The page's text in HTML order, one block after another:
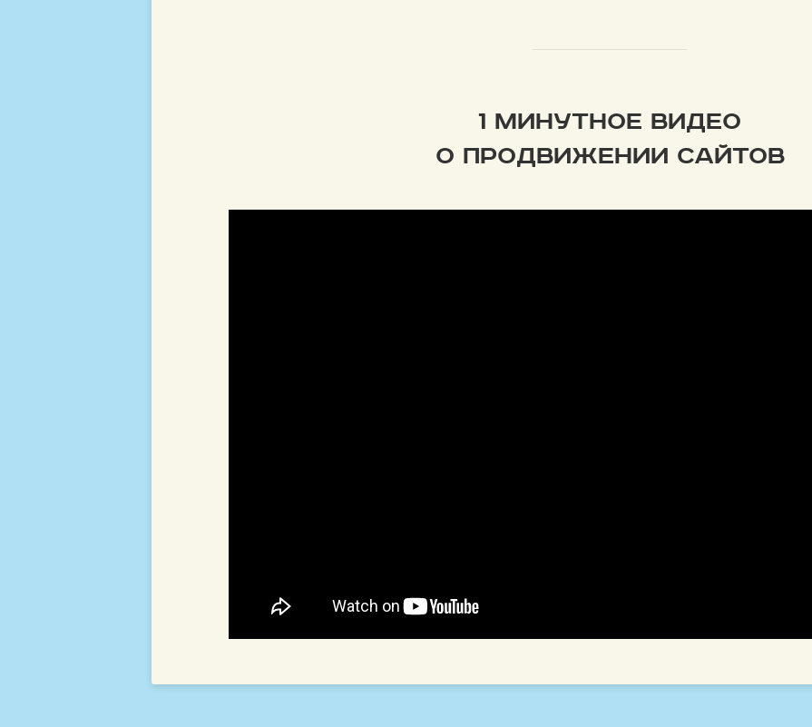
1 МИНУТНОЕ ВИДЕО
О ПРОДВИЖЕНИИ САЙТОВ